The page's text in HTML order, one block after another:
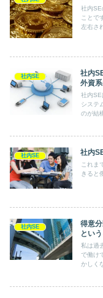
社内SE
ことで
左右さ
社内SE
社内
外資
社内SE
システ
のが結
とすぐ
社内SE 社内
これま
きると
社内SE
得意
とい
私は過
で働け
かしく
索し